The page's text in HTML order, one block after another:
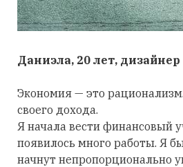
Даниэла, 20 лет, дизайнер
Экономия — это
своего дохода.
Я начала вести финансовый
появилось много работы. Я
начнут непропорционально